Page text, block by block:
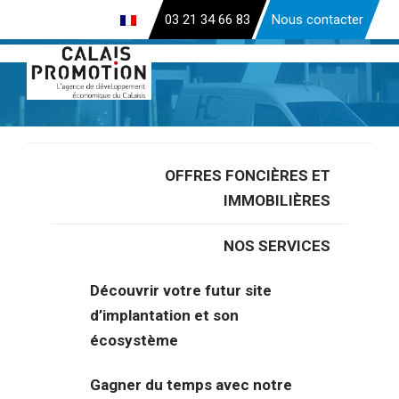
principal
03 21 34 66 83 Nous contacter
OFFRES FONCIÈRES ET
IMMOBILIÈRES
NOS SERVICES
Découvrir votre futur site
d’implantation et son
écosystème
Gagner du temps avec notre
Top Logistics Europe : Les acteurs de
Top Logistics Europe : Les
acteurs de la filière
logistique calaisienne
présents sur un stand